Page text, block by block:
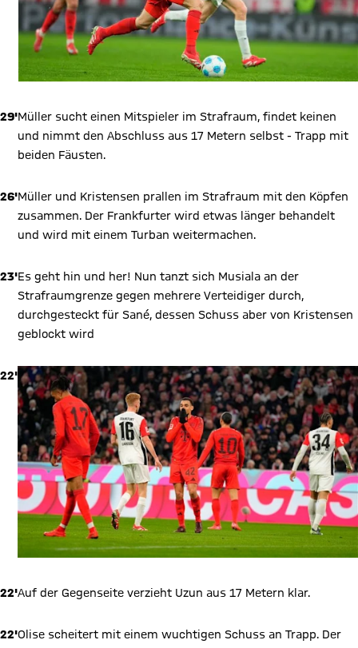
29'Müller sucht einen Mitspieler im Strafraum, findet keinen
und nimmt den Abschluss aus 17 Metern selbst - Trapp mit
beiden Fäusten.
26'Müller und Kristensen prallen im Strafraum mit den Köpfen
zusammen. Der Frankfurter wird etwas länger behandelt
und wird mit einem Turban weitermachen.
23'Es geht hin und her! Nun tanzt sich Musiala an der
Strafraumgrenze gegen mehrere Verteidiger durch,
durchgesteckt für Sané, dessen Schuss aber von Kristensen
geblockt wird
22'
22'Auf der Gegenseite verzieht Uzun aus 17 Metern klar.
22'Olise scheitert mit einem wuchtigen Schuss an Trapp. Der